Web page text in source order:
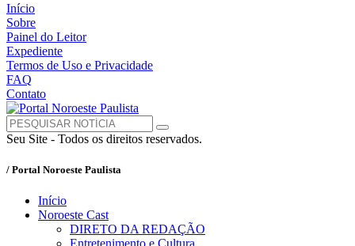
Início
Sobre
Painel do Leitor
Expediente
Termos de Uso e Privacidade
FAQ
Contato
Seu Site - Todos os direitos reservados.
/ Portal Noroeste Paulista
Início
Noroeste Cast
DIRETO DA REDAÇÃO